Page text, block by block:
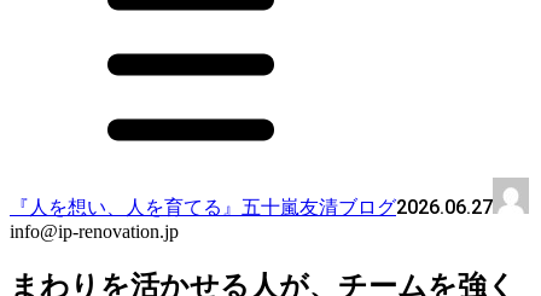
『人を想い、人を育てる』五十嵐友清ブログ2026.06.27
info@ip-renovation.jp
まわりを活かせる人が、チームを強く